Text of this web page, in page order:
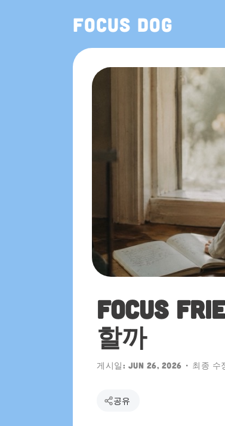
Focus Dog
Focus
할까
게시일: Jun 26, 2026 • 최종 수
공유
App Store에서도 만나요